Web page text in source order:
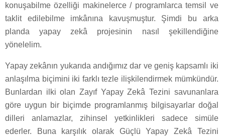
konuşabilme özelliği makinelerce / programlarca temsil ve
taklit edilebilme imkânına kavuşmuştur. Şimdi bu arka
planda yapay zekâ projesinin nasıl şekillendiğine
yönelelim.
Yapay zekânın yukarıda andığımız dar ve geniş kapsamlı iki
anlaşılma biçimini iki farklı tezle ilişkilendirmek mümkündür.
Bunlardan ilki olan Zayıf Yapay Zekâ Tezini savunanlara
göre uygun bir biçimde programlanmış bilgisayarlar doğal
dilleri anlamazlar, zihinsel yetkinlikleri sadece simüle
ederler. Buna karşılık olarak Güçlü Yapay Zekâ Tezini